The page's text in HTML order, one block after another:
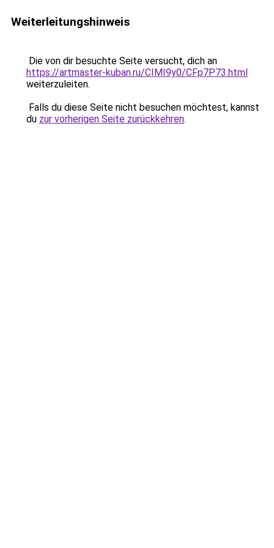
Weiterleitungshinweis
Die von dir besuchte Seite versucht, dich an
https://artmaster-kuban.ru/CIMI9y0/CFp7P73.html
weiterzuleiten.
Falls du diese Seite nicht besuchen möchtest, kannst
du zur vorherigen Seite zurückkehren.